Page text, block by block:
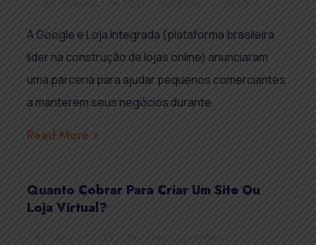
A Google e Loja Integrada (plataforma brasileira
líder na construção de lojas online) anunciaram
uma parceria para ajudar pequenos comerciantes
a manterem seus negócios durante
Read More »
Quanto Cobrar Para Criar Um Site Ou
Loja Virtual?